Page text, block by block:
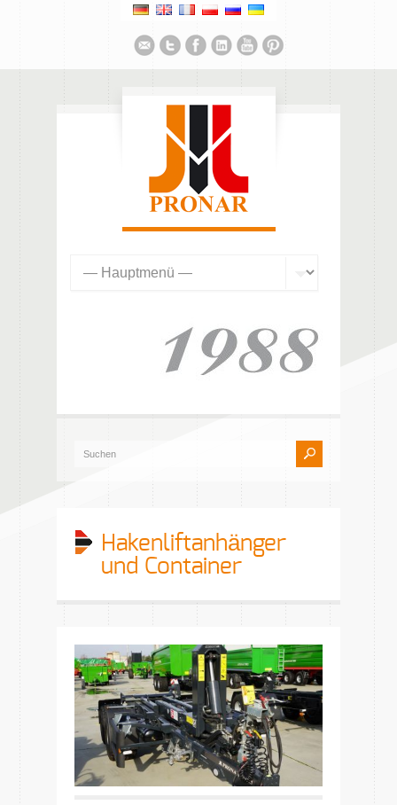
Hakenliftanhänger
und Container